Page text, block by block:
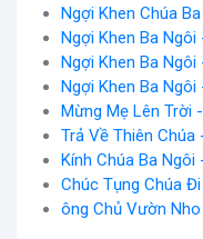
Ngợi Khen Chúa
Ngợi Khen Ba Ngôi
Ngợi Khen Ba
Ngợi Khen Ba Ngôi
Mừng Mẹ Lên Trời
Trả Về Thiên Chúa
Kính Chúa Ba Ngôi
Chúc Tụng Chúa
ông Chủ Vườn